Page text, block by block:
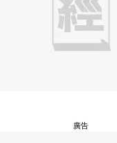
廣告